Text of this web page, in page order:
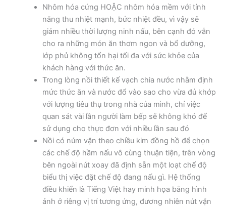
Nhôm hóa cứng HOẶC nhôm hóa mềm với tính
năng thu nhiệt mạnh, bức nhiệt đều, vì vậy sẽ
giảm nhiều thời lượng ninh nấu, bên cạnh đó vẫn
cho ra những món ăn thơm ngon và bổ dưỡng,
lớp phủ không tổn hại tối đa với sức khỏe của
khách hàng với thức ăn.
Trong lòng nồi thiết kế vạch chia nước nhằm định
mức thức ăn và nước đổ vào sao cho vừa đủ khớp
với lượng tiêu thụ trong nhà của mình, chỉ việc
quan sát vài lần người làm bếp sẽ không khó để
sử dụng cho thực đơn với nhiều lần sau đó
Nồi có núm vặn theo chiều kim đồng hồ để chọn
các chế độ hầm nấu vô cùng thuận tiện, trên vòng
bên ngoài nút xoay đã định sẵn một loạt chế độ
biểu thị việc đặt chế độ đang nấu gì. Hệ thống
điều khiển là Tiếng Việt hay minh họa bằng hình
ảnh ở riêng vị trí tương ứng, đương nhiên nút vặn